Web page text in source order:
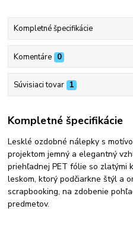
Kompletné špecifikácie
Komentáre 0
Súvisiaci tovar 1
Kompletné špecifikácie
Lesklé ozdobné nálepky s
projektom jemný a elegantný
priehľadnej PET fólie so zlatými
leskom, ktorý podčiarkne štýl a
scrapbooking, na zdobenie
predmetov.